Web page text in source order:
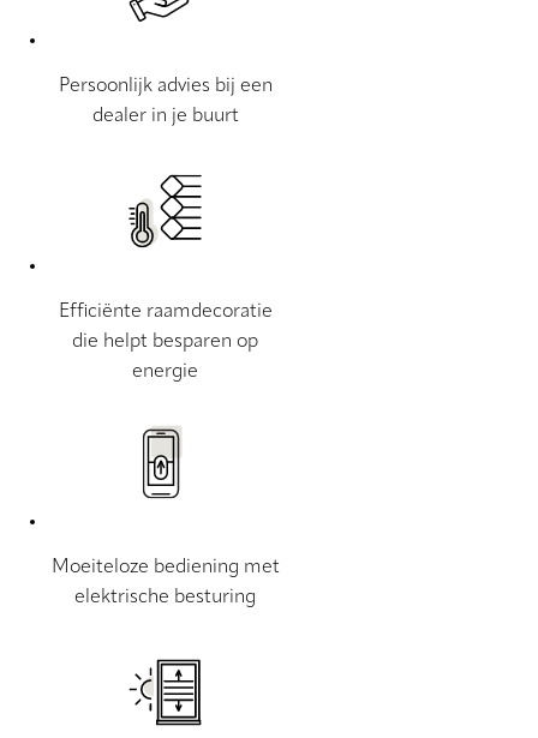
Persoonlijk advies bij een
dealer in je buurt
Efficiënte raamdecoratie
die helpt besparen op
energie
Moeiteloze bediening met
elektrische besturing